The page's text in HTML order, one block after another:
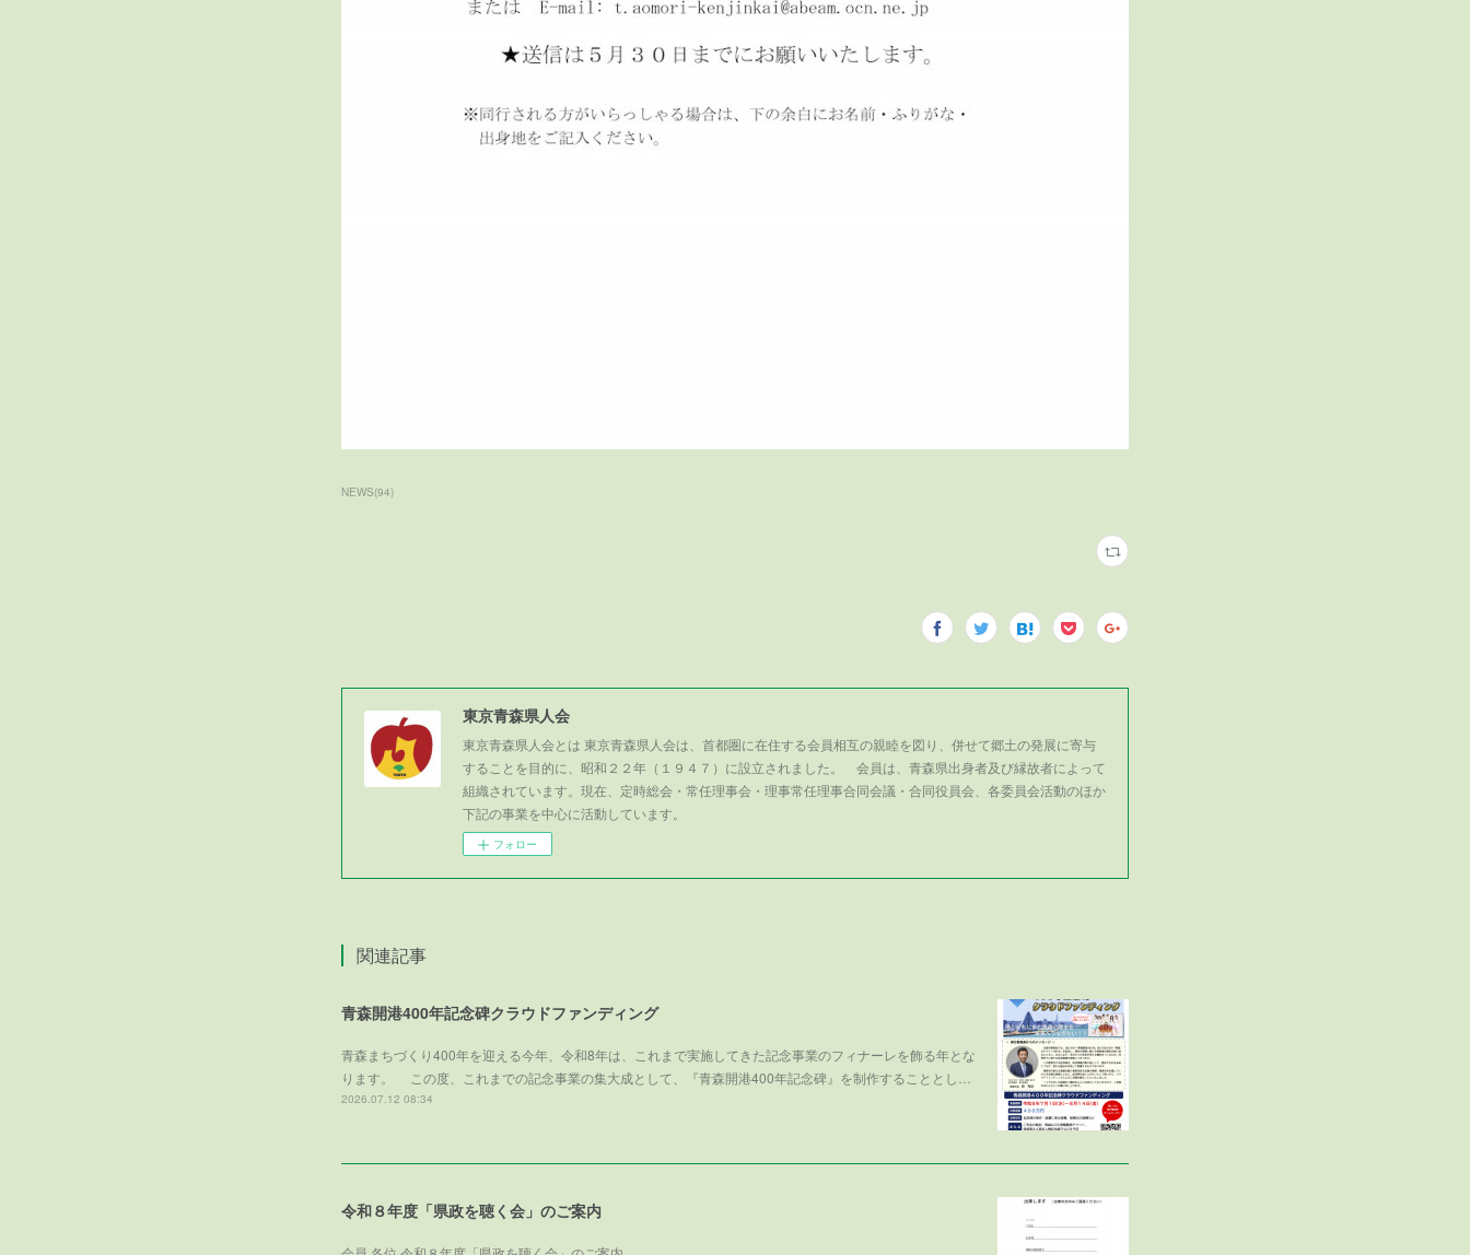
NEWS(94)
東京青森県人会
東京青森県人会とは 東京青森県人会は、首都圏に在住する会員相互の親睦を図り、併せて郷土の発展に寄与
することを目的に、昭和２２年（１９４７）に設立されました。 会員は、青森県出身者及び縁故者によって
組織されています。現在、定時総会・常任理事会・理事常任理事合同会議・合同役員会、各委員会活動のほか
下記の事業を中心に活動しています。
フォロー
関連記事
青森開港400年記念碑クラウドファンディング
青森まちづくり400年を迎える今年、令和8年は、これまで実施してきた記念事業のフィナーレを飾る年とな
ります。 この度、これまでの記念事業の集大成として、『青森開港400年記念碑』を制作することとし…
2026.07.12 08:34
令和８年度「県政を聴く会」のご案内